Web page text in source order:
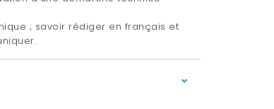
; savoir rédiger en français et